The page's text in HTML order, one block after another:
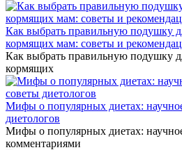
Как выбрать правильную подушку
кормящих мам: советы и
Как выбрать правильную подушку
кормящих
Мифы о популярных диетах:
диетологов
Мифы о популярных диетах:
комментариями